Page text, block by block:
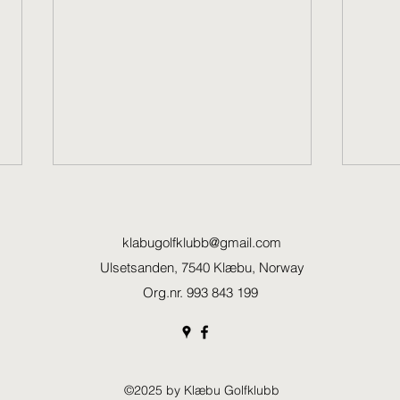
Delvis stenging lørdag 13 juni
Ulsetsanden, 7540 Klæbu, Norway
Org.nr. 993 843 199
klabugolfklubb@gmail.com
©2025 by Klæbu Golfklubb